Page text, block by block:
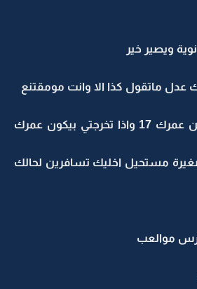
ويصير خير
عدل ماتقول كذا الا وانت مومقتنع
سعودبجدية:انتي الحين عمرك 17 واذا تخرجتي بيكون عمرك
بعدك صغيرة مستحيل اخليك تسافرين لحالك
موالعب